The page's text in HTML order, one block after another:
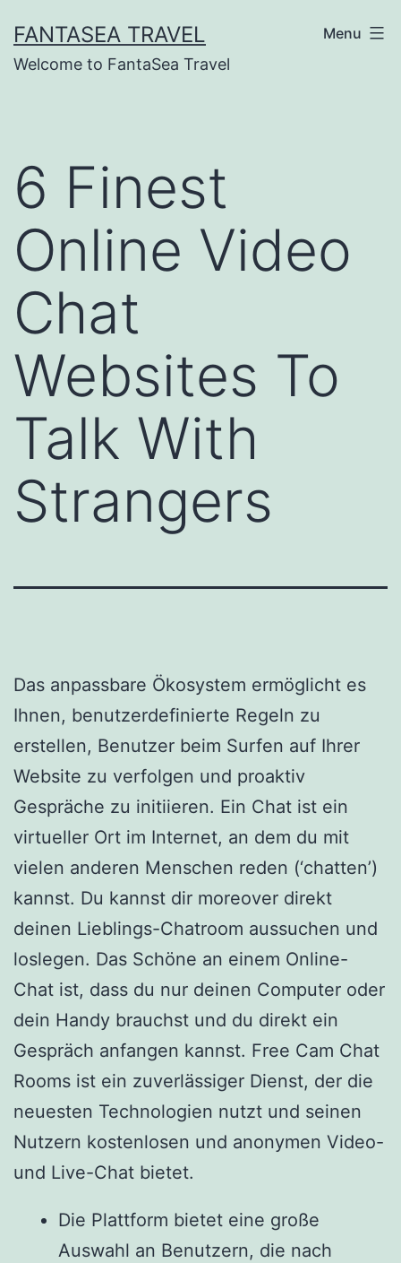
to
content
FANTASEA TRAVEL
Welcome to FantaSea Travel
Menu
6 Finest
Online Video
Chat
Websites To
Talk With
Strangers
Das anpassbare Ökosystem ermöglicht es
Ihnen, benutzerdefinierte Regeln zu
erstellen, Benutzer beim Surfen auf Ihrer
Website zu verfolgen und proaktiv
Gespräche zu initiieren. Ein Chat ist ein
virtueller Ort im Internet, an dem du mit
vielen anderen Menschen reden (‘chatten’)
kannst. Du kannst dir moreover direkt
deinen Lieblings-Chatroom aussuchen und
loslegen. Das Schöne an einem Online-
Chat ist, dass du nur deinen Computer oder
dein Handy brauchst und du direkt ein
Gespräch anfangen kannst. Free Cam Chat
Rooms ist ein zuverlässiger Dienst, der die
neuesten Technologien nutzt und seinen
Nutzern kostenlosen und anonymen Video-
und Live-Chat bietet.
Die Plattform bietet eine große
Auswahl an Benutzern, die nach